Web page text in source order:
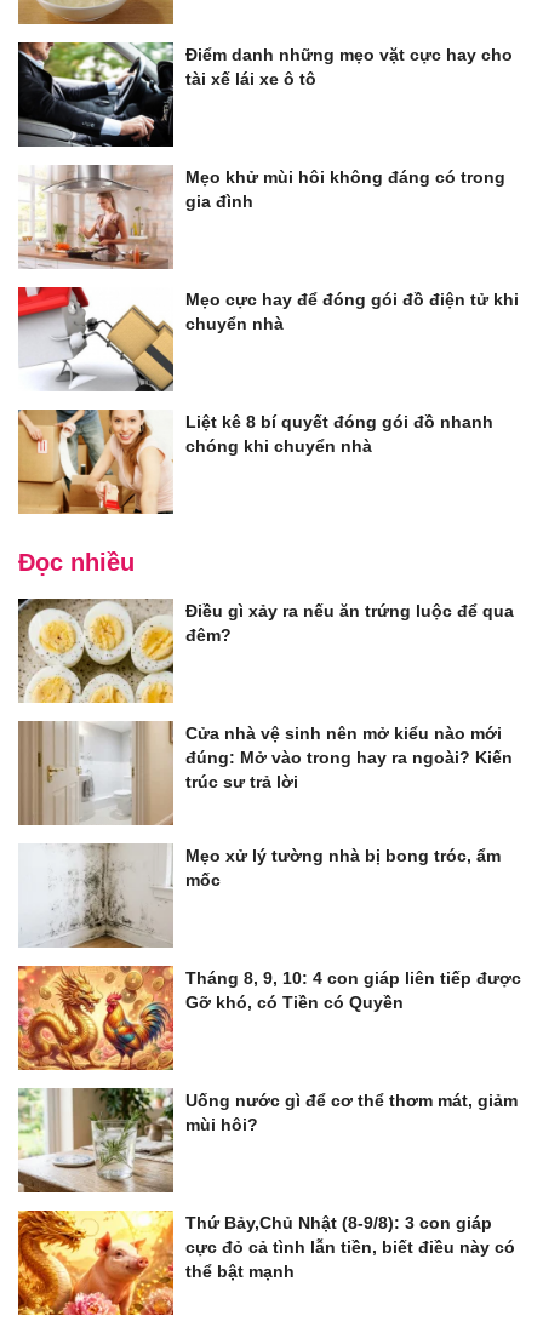
Điểm danh những mẹo vặt cực hay cho
tài xế lái xe ô tô
Mẹo khử mùi hôi không đáng có trong
gia đình
Mẹo cực hay để đóng gói đồ điện tử khi
chuyển nhà
Liệt kê 8 bí quyết đóng gói đồ nhanh
chóng khi chuyển nhà
Đọc nhiều
Điều gì xảy ra nếu ăn trứng luộc để qua
đêm?
Cửa nhà vệ sinh nên mở kiểu nào mới
đúng: Mở vào trong hay ra ngoài? Kiến
trúc sư trả lời
Mẹo xử lý tường nhà bị bong tróc, ẩm
mốc
Tháng 8, 9, 10: 4 con giáp liên tiếp được
Gỡ khó, có Tiền có Quyền
Uống nước gì để cơ thể thơm mát, giảm
mùi hôi?
Thứ Bảy,Chủ Nhật (8-9/8): 3 con giáp
cực đỏ cả tình lẫn tiền, biết điều này có
thể bật mạnh